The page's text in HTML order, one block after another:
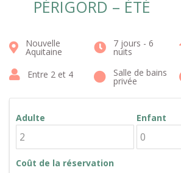
PÉRIGORD – ÉTÉ
Nouvelle
Aquitaine
7 jours - 6
nuits
Entre 2 et 4 Salle de bains
privée
Adulte Enfant
Coût de la réservation